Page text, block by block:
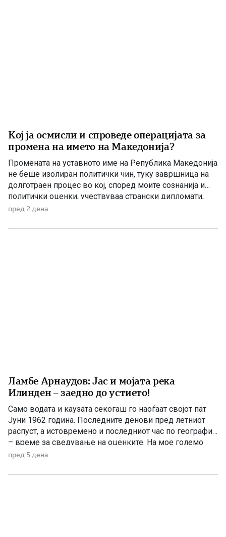
Кој ја осмисли и спроведе операцијата за
промена на името на Македонија?
Промената на уставното име на Република Македонија
не беше изолиран политички чин, туку завршница на
долготраен процес во кој, според моите сознанија и
политички оценки, учествуваа странски дипломати,
домашни политичари и регионални центри на влијание.
американскиот дипломат Филип Рикер, кој долги
пред 2 дена
Ламбе Арнаудов: Јас и мојата река
Илинден – заедно до устието!
Само водата и каузата секогаш го наоѓаат својот пат
Јуни 1962 година. Последните денови пред летниот
распуст, а истовремено и последниот час по географија
– време за сведување на оценките. На мое големо
изненадување, учителката ме крена мене и ми
расчисти дилемите околу мојата конечна […]
пред 5 дена